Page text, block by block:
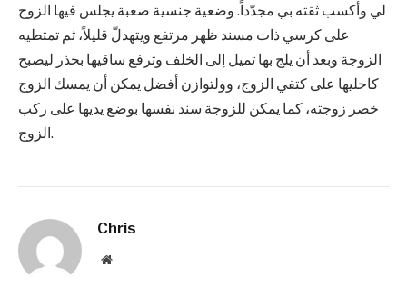
لي وأكسب ثقته بي مجدّداً. وضعية جنسية صعبة يجلس فيها الزوج
على كرسي ذات مسند ظهر مرتفع ويتهدلّ قليلاً، ثم تمتطيه
الزوجة وبعد أن يلج بها تميل إلى الخلف وترفع ساقيها بحذر ليصبح
كاحليها على كتفي الزوج، وولتوازن أفضل يمكن أن يمسك الزوج
خصر زوجته، كما يمكن للزوجة سند نفسها بوضع يديها على ركب
الزوج.
Chris
Website